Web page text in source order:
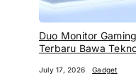
Duo Monitor
Terbaru Bawa
July 17, 2026 Gadget